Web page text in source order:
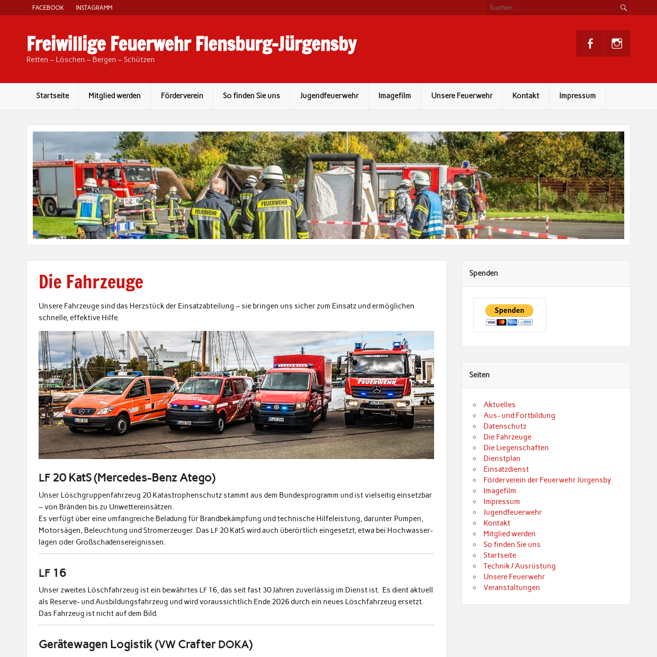
content
FACEBOOK INSTAGRAMM
Freiwillige Feuerwehr Flensburg-Jürgensby
Retten – Löschen – Bergen – Schützen
Startseite Mitglied werden Förderverein So finden Sie uns Jugendfeuerwehr Imagefilm Unsere Feuerwehr Kontakt Impressum
Die Fahrzeuge
Unsere Fahrzeuge sind das Herzstück der Ein­satz­abteilung – sie brin­gen uns sich­er zum Ein­satz und ermöglichen
schnelle, effek­tive Hilfe.
LF 20 KatS (Mercedes-Benz Atego)
Unser Löschgrup­pen­fahrzeug 20 Katas­tro­phen­schutz stammt aus dem Bun­de­spro­gramm und ist viel­seit­ig ein­set­zbar
– von Brän­den bis zu Unwet­tere­in­sätzen.
Es ver­fügt über eine umfan­gre­iche Beladung für Brand­bekämp­fung und tech­nis­che Hil­feleis­tung, darunter Pumpen,
Motorsä­gen, Beleuch­tung und Stromerzeuger. Das LF 20 KatS wird auch überörtlich einge­set­zt, etwa bei Hochwasser­
la­gen oder Großschadensereignissen.
LF 16
Unser zweites Löschfahrzeug ist ein bewährtes LF 16, das seit fast 30 Jahren zuver­läs­sig im Dienst ist. Es dient aktuell
als Reserve- und Aus­bil­dungs­fahrzeug und wird voraus­sichtlich Ende 2026 durch ein neues Löschfahrzeug erset­zt.
Das Fahrzeug ist nicht auf dem Bild.
Gerätewagen Logistik (VW Crafter DOKA)
Spenden
Seiten
Aktuelles
Aus- und Fortbildung
Datenschutz
Die Fahrzeuge
Die Liegenschaften
Dienstplan
Einsatzdienst
Förderverein der Feuerwehr Jürgensby
Imagefilm
Impressum
Jugendfeuerwehr
Kontakt
Mitglied werden
So finden Sie uns
Startseite
Technik / Ausrüstung
Unsere Feuerwehr
Veranstaltungen